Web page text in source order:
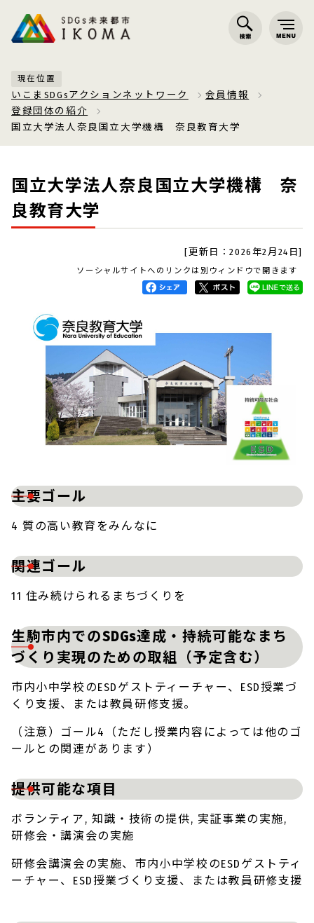
現在位置
いこまSDGsアクションネットワーク
会員情報
登録団体の紹介
国立大学法人奈良国立大学機構 奈良教育大学
国立大学法人奈良国立大学機構 奈
良教育大学
[更新日：2026年2月24日]
ソーシャルサイトへのリンクは別ウィンドウで開きます
主要ゴール
4 質の高い教育をみんなに
関連ゴール
11 住み続けられるまちづくりを
生駒市内でのSDGs達成・持続可能なまち
づくり実現のための取組（予定含む）
市内小中学校のESDゲストティーチャー、ESD授業づ
くり支援、または教員研修支援。
（注意）ゴール4（ただし授業内容によっては他のゴ
ールとの関連があります）
提供可能な項目
ボランティア, 知識・技術の提供, 実証事業の実施,
研修会・講演会の実施
研修会講演会の実施、市内小中学校のESDゲストティ
ーチャー、ESD授業づくり支援、または教員研修支援